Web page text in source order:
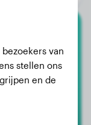
van
stellen ons
en de